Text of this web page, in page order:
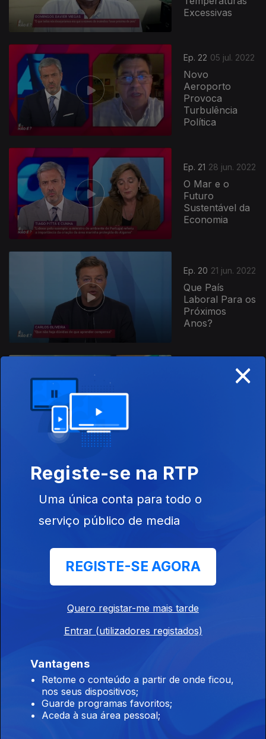
Excessivas
Ep. 22 05 jul. 2022
Novo
Aeroporto
Provoca
Turbulência
Política
Ep. 21 28 jun. 2022
O Mar e o
Futuro
Sustentável da
Economia
Ep. 20 21 jun. 2022
Que País
Laboral Para os
Próximos
Anos?
14 jun. 2022
Ep. 18
O Que Pode
31 mai. 2022
Perante uma
Global?
Ep. 16
×
Registe-se na RTP
Uma única conta para todo o
serviço público de media
REGISTE-SE AGORA
Quero registar-me mais tarde
Entrar (utilizadores registados)
Vantagens
Retome o conteúdo a partir de onde ficou,
nos seus dispositivos;
Guarde programas favoritos;
Aceda à sua área pessoal;